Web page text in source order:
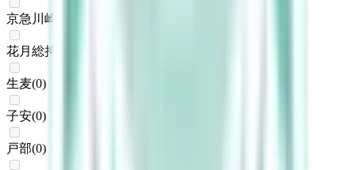
京急川崎
花月総持寺
生麦(0)
子安(0)
戸部(0)